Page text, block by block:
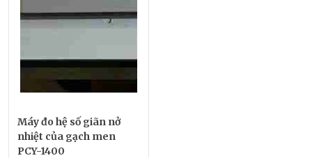
Máy đo hệ số giãn nở
nhiệt của gạch men
PCY-1400